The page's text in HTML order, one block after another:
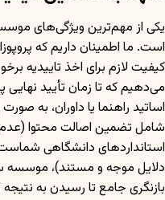
یکی از مهم‌ترین ویژگی‌های
است. ما اطمینان داریم که
کیفیت لازم برای اخذ تاییدیه
می‌دهیم که تا زمان تأیید نهایی
اساتید راهنما یا داوران، به
شامل تضمین اصالت محتوا
استانداردهای دانشگاهی
دلایل موجه و مستند)، موسسه
بازنگری جامع تا رسیدن به